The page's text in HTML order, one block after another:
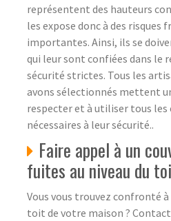
représentent des hauteurs
les expose donc à des risques
importantes. Ainsi, ils se
qui leur sont confiées dans le
sécurité strictes. Tous les
avons sélectionnés mettent
respecter et à utiliser tous les
nécessaires à leur sécurité..
Faire appel à un
fuites au niveau du
Vous vous trouvez confronté à
toit de votre maison ?